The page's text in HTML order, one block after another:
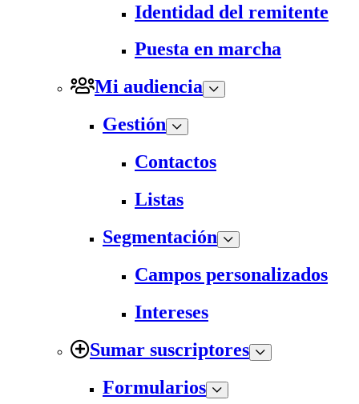
Identidad del remitente
Puesta en marcha
Mi audiencia
Gestión
Contactos
Listas
Segmentación
Campos personalizados
Intereses
Sumar suscriptores
Formularios